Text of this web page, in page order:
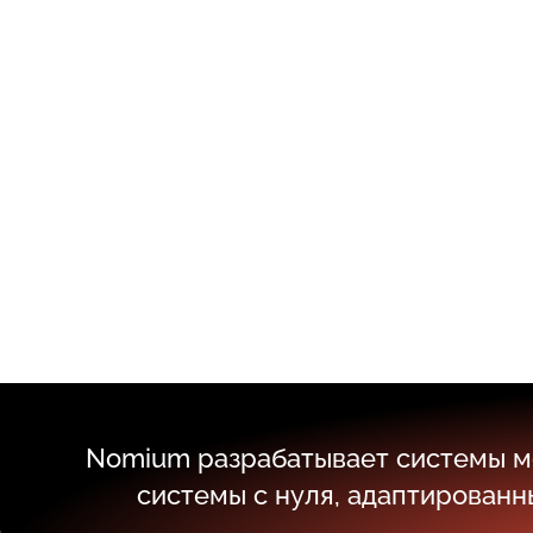
Nomium разрабатывает системы
системы с нуля,